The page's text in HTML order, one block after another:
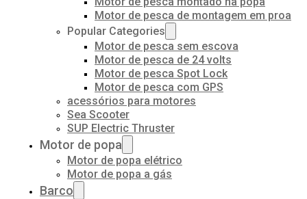
Motor de pesca de montagem em proa
Popular Categories
Motor de pesca sem escova
Motor de pesca de 24 volts
Motor de pesca Spot Lock
Motor de pesca com GPS
acessórios para motores
Sea Scooter
SUP Electric Thruster
Motor de popa
Motor de popa elétrico
Motor de popa a gás
Barco